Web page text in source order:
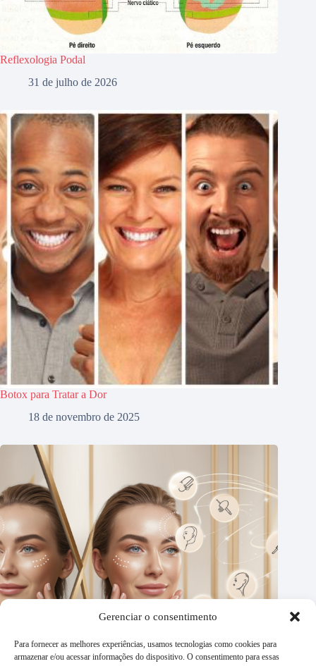
Gerenciar o consentimento
Para fornecer as melhores experiências, usamos tecnologias como cookies para
armazenar e/ou acessar informações do dispositivo. O consentimento para essas
Reflexologia Podal
31 de julho de 2026
Botox para Tratar a Dor
18 de novembro de 2025